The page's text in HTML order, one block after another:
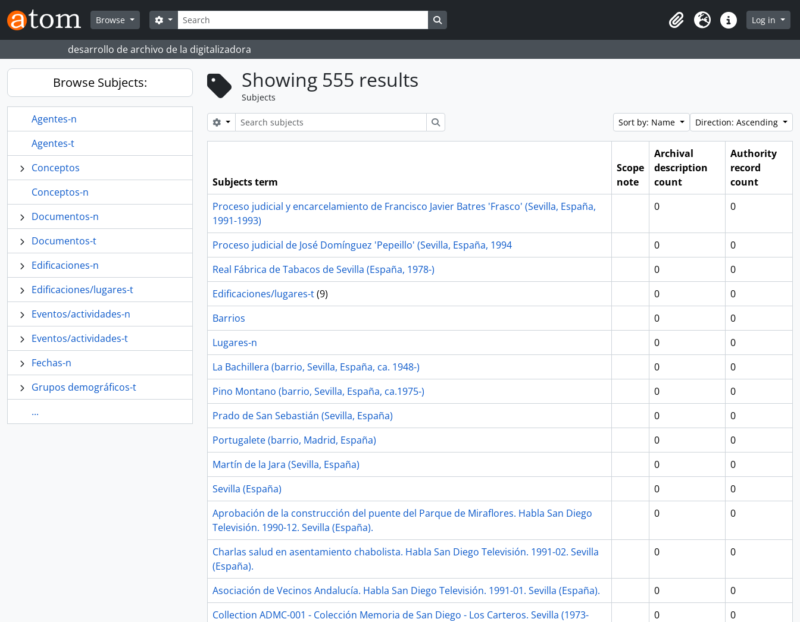
Skip to main content
Browse
Search
Search options
ClipboardLanguageQuick linksLog in
desarrollo de archivo de la digitalizadora
Browse Subjects:
Agentes-n
Agentes-t
Conceptos
Conceptos-n
Documentos-n
Documentos-t
Edificaciones-n
Edificaciones/lugares-t
Eventos/actividades-n
Eventos/actividades-t
Fechas-n
Grupos demográficos-t
...
Showing 555 results
Subjects
Search options Sort by: Name Direction: Ascending
Subjects term
Scope
note
Archival
description
count
Authority
record
count
Proceso judicial y encarcelamiento de Francisco Javier Batres 'Frasco' (Sevilla, España,
1991-1993)
0 0
Proceso judicial de José Domínguez 'Pepeillo' (Sevilla, España, 1994 0
0
Real Fábrica de Tabacos de Sevilla (España, 1978-)
0
0
Edificaciones/lugares-t(9) 0
0
Barrios
0
0
Lugares-n
0
0
La Bachillera (barrio, Sevilla, España, ca. 1948-)
0
0
Pino Montano (barrio, Sevilla, España, ca.1975-)
0
0
Prado de San Sebastián (Sevilla, España)
0
0
Portugalete (barrio, Madrid, España)
0
0
Martín de la Jara (Sevilla, España)
0
0
Sevilla (España)
0
0
Aprobación de la construcción del puente del Parque de Miraflores. Habla San Diego
Televisión. 1990-12. Sevilla (España).
0 0
Charlas salud en asentamiento chabolista. Habla San Diego Televisión. 1991-02. Sevilla
(España).
0 0
Asociación de Vecinos Andalucía. Habla San Diego Televisión. 1991-01. Sevilla (España). 0
0
Collection ADMC-001 - Colección Memoria de San Diego - Los Carteros. Sevilla (1973-
0 0